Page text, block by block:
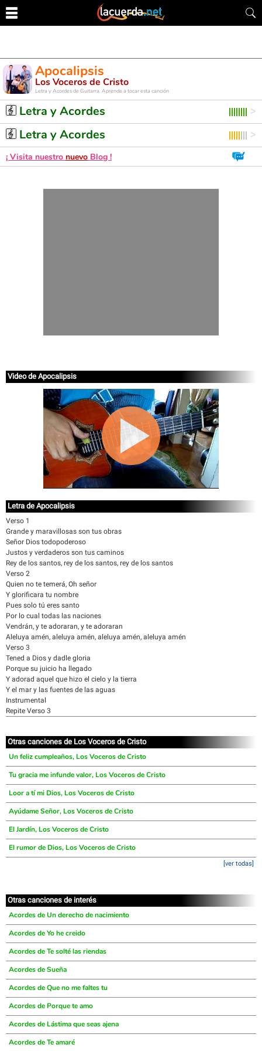
Apocalipsis
Los Voceros de Cristo
Letra y Acordes de Guitarra. Aprende a tocar esta canción
Letra y Acordes
Letra y Acordes
¡ Visita nuestro nuevo Blog !
Video de Apocalipsis
Letra de Apocalipsis
Verso 1
Grande y maravillosas son tus obras
Señor Dios todopoderoso
Justos y verdaderos son tus caminos
Rey de los santos, rey de los santos, rey de los santos
Verso 2
Quien no te temerá, Oh señor
Y glorificara tu nombre
Pues solo tú eres santo
Por lo cual todas las naciones
Vendrán, y te adoraran, y te adoraran
Aleluya amén, aleluya amén, aleluya amén, aleluya amén
Verso 3
Tened a Dios y dadle gloria
Porque su juicio ha llegado
Y adorad aquel que hizo el cielo y la tierra
Y el mar y las fuentes de las aguas
Instrumental
Repite Verso 3
Otras canciones de Los Voceros de Cristo
Un feliz cumpleaños, Los Voceros de Cristo
Tu gracia me infunde valor, Los Voceros de Cristo
Loor a tí mi Dios, Los Voceros de Cristo
Ayúdame Señor, Los Voceros de Cristo
El Jardín, Los Voceros de Cristo
El rumor de Dios, Los Voceros de Cristo
[ver todas]
Otras canciones de interés
Acordes de Un derecho de nacimiento
Acordes de Yo he creido
Acordes de Te solté las riendas
Acordes de Sueña
Acordes de Que no me faltes tu
Acordes de Porque te amo
Acordes de Lástima que seas ajena
Acordes de Te amaré